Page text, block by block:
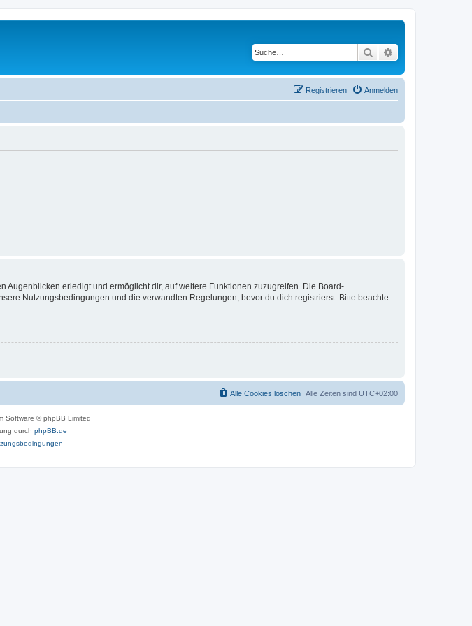
Suche
Anmelden
Registrieren
erledigt und ermöglicht dir, auf weitere Funktionen zuzugreifen. Die Board-
Nutzungsbedingungen und die verwandten Regelungen, bevor du dich registrierst. Bitte beachte
Alle Zeiten sind UTC+02:00
Alle Cookies löschen
Software © phpBB Limited
durch phpBB.de